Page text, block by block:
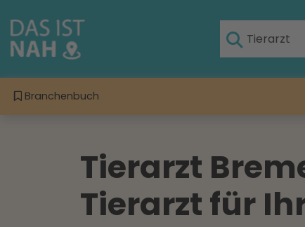
Branchenbuch
Tierarzt
Tierarzt für